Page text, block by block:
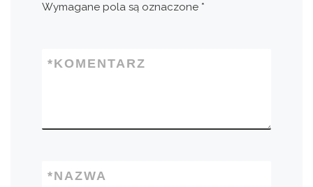
Wymagane pola są oznaczone *
KOMENTARZ
*
NAZWA
*